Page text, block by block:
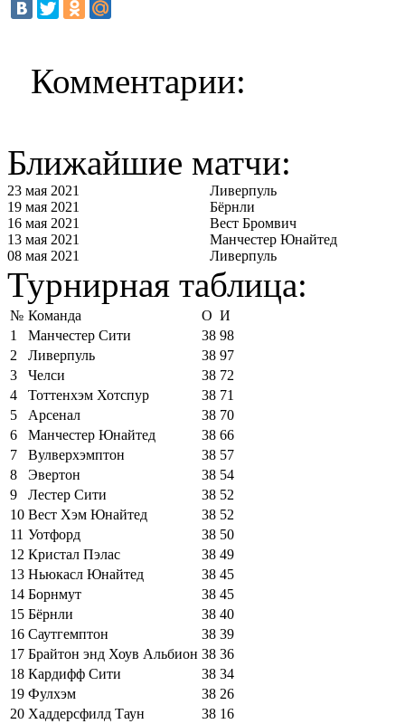
Комментарии:
Ближайшие матчи:
23 мая 2021
Ливерпуль
19 мая 2021
Бёрнли
16 мая 2021
Вест Бромвич
13 мая 2021
Манчестер Юнайтед
08 мая 2021
Ливерпуль
Турнирная таблица:
№ Команда О И
1
Манчестер Сити 38 98
2
Ливерпуль 38 97
3
Челси 38 72
4
Тоттенхэм Хотспур 38 71
5
Арсенал 38 70
6
Манчестер Юнайтед 38 66
7
Вулверхэмптон 38 57
8
Эвертон 38 54
9
Лестер Сити 38 52
10 Вест Хэм Юнайтед 38 52
11 Уотфорд 38 50
12 Кристал Пэлас 38 49
13 Ньюкасл Юнайтед 38 45
14 Борнмут 38 45
15 Бёрнли 38 40
16 Саутгемптон 38 39
17 Брайтон энд Хоув Альбион 38 36
18 Кардифф Сити 38 34
19 Фулхэм 38 26
20 Хаддерсфилд Таун 38 16